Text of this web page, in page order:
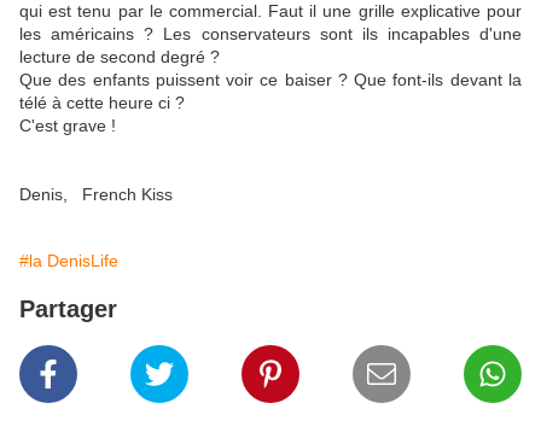
qui est tenu par le commercial. Faut il une grille explicative pour
les américains ? Les conservateurs sont ils incapables d'une
lecture de second degré ?
Que des enfants puissent voir ce baiser ? Que font-ils devant la
télé à cette heure ci ?
C'est grave !
Denis, French Kiss
#la DenisLife
Partager